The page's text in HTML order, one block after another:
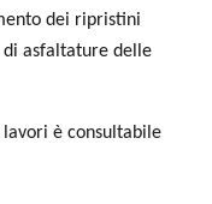
dei ripristini
asfaltature delle
è consultabile